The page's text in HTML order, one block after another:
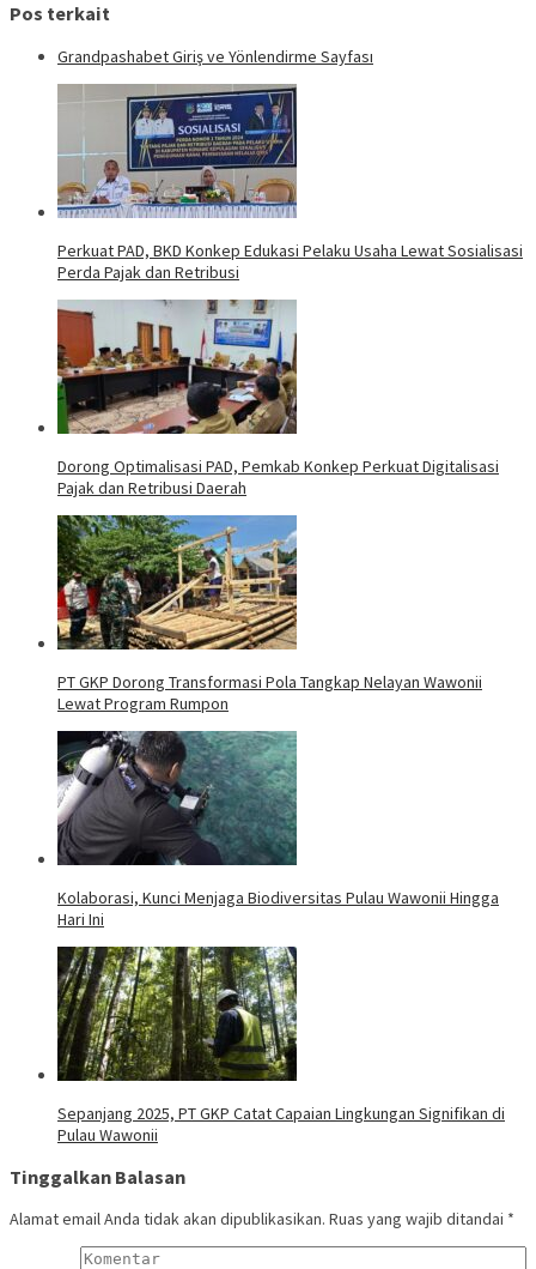
Pos terkait
Grandpashabet Giriş ve Yönlendirme Sayfası
Perkuat PAD, BKD Konkep Edukasi Pelaku Usaha Lewat Sosialisasi
Perda Pajak dan Retribusi
Dorong Optimalisasi PAD, Pemkab Konkep Perkuat Digitalisasi
Pajak dan Retribusi Daerah
PT GKP Dorong Transformasi Pola Tangkap Nelayan Wawonii
Lewat Program Rumpon
Kolaborasi, Kunci Menjaga Biodiversitas Pulau Wawonii Hingga
Hari Ini
Sepanjang 2025, PT GKP Catat Capaian Lingkungan Signifikan di
Pulau Wawonii
Tinggalkan Balasan
Alamat email Anda tidak akan dipublikasikan. Ruas yang wajib ditandai *